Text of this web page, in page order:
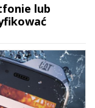
lub